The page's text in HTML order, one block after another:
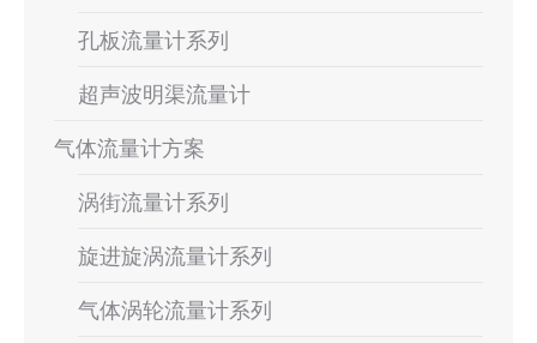
孔板流量计系列
超声波明渠流量计
气体流量计方案
涡街流量计系列
旋进旋涡流量计系列
气体涡轮流量计系列